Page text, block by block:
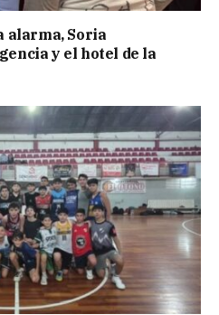
alarma, Soria
y el hotel de la